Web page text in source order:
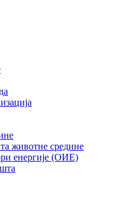
животне средине
енергије (ОИЕ)